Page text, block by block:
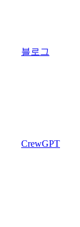
블로그
CrewGPT